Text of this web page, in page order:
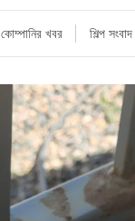
কোম্পানির খবর শিল্প সংবাদ